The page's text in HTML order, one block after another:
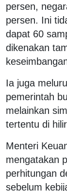
persen,
persen. Ini
dapat 60
dikenakan
Ia juga
pemerintah
melainkan
tertentu di
Menteri
mengatakan
perhitungan
sebelum